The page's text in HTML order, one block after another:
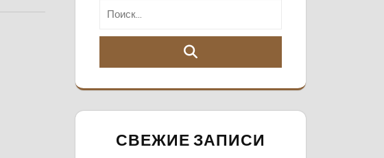
СВЕЖИЕ ЗАПИСИ